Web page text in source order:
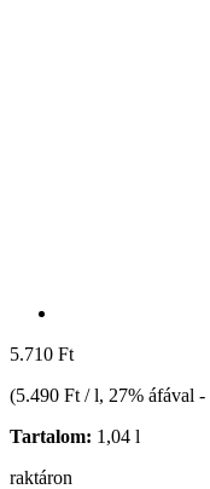
5.710 Ft
(5.490 Ft / l, 27% áfával -
Tartalom: 1,04 l
raktáron